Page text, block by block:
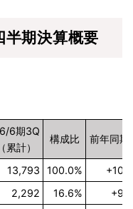
期決算概要
6期3Q
（累計）
構成比 前年同期
13,793 100.0%
2,292 16.6%